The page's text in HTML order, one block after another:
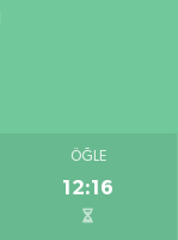
ÖĞLE
12:16